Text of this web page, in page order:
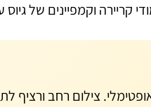
קריירה וקמפיינים של גיוס
צילום רחב ורציף